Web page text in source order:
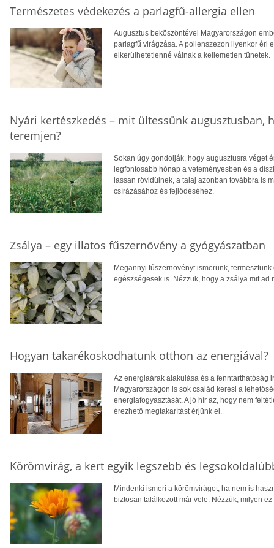
Természetes védekezés a parlagfű-allergia ellen
Augusztus beköszöntével Magyarországon
parlagfű virágzása. A pollenszezon ilyenkor éri
elkerülhetetlenné válnak a kellemetlen tünetek.
Nyári kertészkedés – mit ültessünk augusztusban,
teremjen?
Sokan úgy gondolják, hogy augusztusra véget
legfontosabb hónap a veteményesben és a
lassan rövidülnek, a talaj azonban továbbra is
csírázásához és fejlődéséhez.
Zsálya – egy illatos fűszernövény a gyógyászatban
Megannyi fűszernövényt ismerünk,
egészségesek is. Nézzük, hogy a zsálya mit ad
Hogyan takarékoskodhatunk otthon az energiával?
Az energiaárak alakulása és a fenntarthatóság
Magyarországon is sok család keresi a
energiafogyasztását. A jó hír az, hogy nem
érezhető megtakarítást érjünk el.
Körömvirág, a kert egyik legszebb és
Mindenki ismeri a körömvirágot, ha nem is
biztosan találkozott már vele. Nézzük, milyen